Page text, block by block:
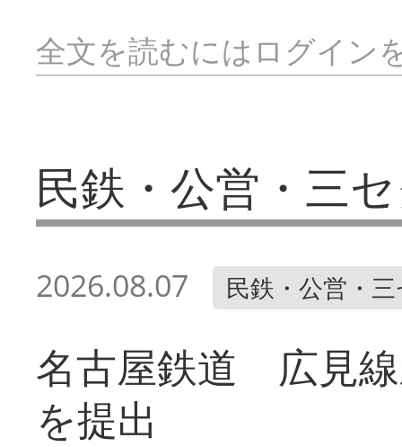
全文を読むにはログイン
民鉄・公営・三
2026.08.07 民鉄・公営・
名古屋鉄道 広見
を提出